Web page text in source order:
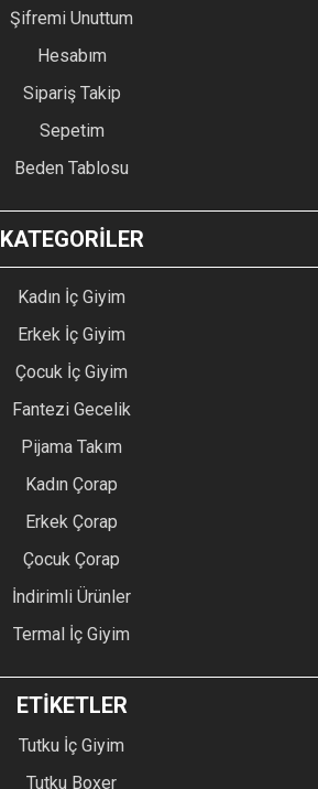
Şifremi Unuttum
Hesabım
Sipariş Takip
Sepetim
Beden Tablosu
KATEGORİLER
Kadın İç Giyim
Erkek İç Giyim
Çocuk İç Giyim
Fantezi Gecelik
Pijama Takım
Kadın Çorap
Erkek Çorap
Çocuk Çorap
İndirimli Ürünler
Termal İç Giyim
ETİKETLER
Tutku İç Giyim
Tutku Boxer